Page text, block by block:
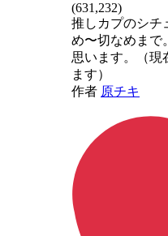
(631,232)
推しカプのシチ
め〜切なめまで
思います。（現
ます）
作者 原チキ